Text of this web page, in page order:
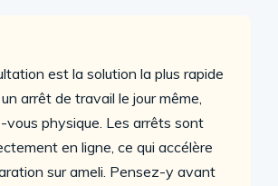
est la solution la plus rapide
arrêt de travail le jour même,
vous physique. Les arrêts sont
en ligne, ce qui accélère
sur ameli. Pensez-y avant